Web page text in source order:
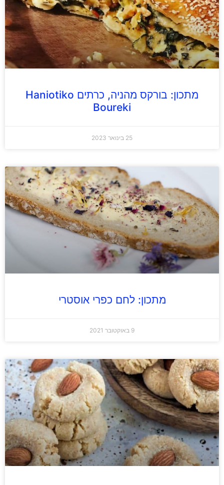
מתכון: בורקס מהניה, כרתים Haniotiko
Boureki
25 בינואר 2023
מתכון: לחם כפרי אוסטרי
9 באוקטובר 2021